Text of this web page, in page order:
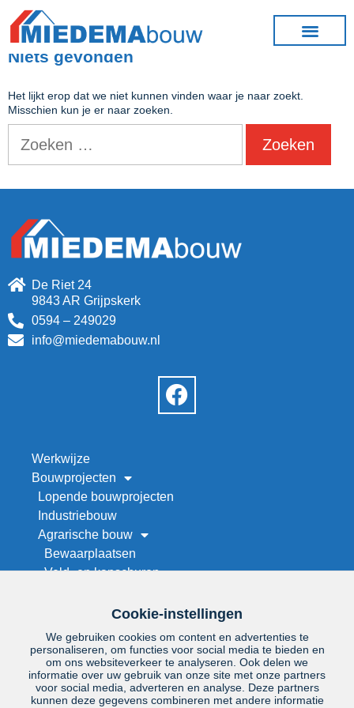
Niets gevonden
Het lijkt erop dat we niet kunnen vinden waar je naar zoekt.
Misschien kun je er naar zoeken.
De Riet 24
9843 AR Grijpskerk
0594 – 249029
info@miedemabouw.nl
Werkwijze
Bouwprojecten
Lopende bouwprojecten
Industriebouw
Agrarische bouw
Bewaarplaatsen
Veld- en kapschuren
Stallenbouw
Droogwand op maat
Renovatie
Project zoeken
Cookie-instellingen
We gebruiken cookies om content en advertenties te
personaliseren, om functies voor social media te bieden en
om ons websiteverkeer te analyseren. Ook delen we
informatie over uw gebruik van onze site met onze partners
voor social media, adverteren en analyse. Deze partners
kunnen deze gegevens combineren met andere informatie